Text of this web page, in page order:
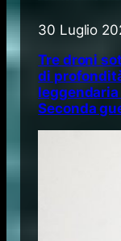
30 Luglio
Tre droni
di
leggendaria
Seconda